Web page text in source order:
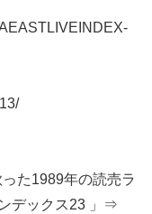
た1989年の読売ラ
ンデックス23 」⇒